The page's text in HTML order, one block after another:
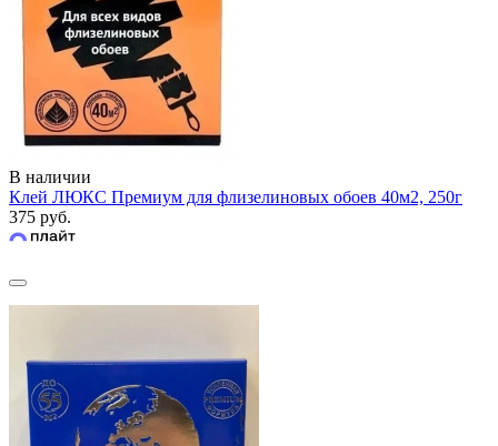
В наличии
Клей ЛЮКС Премиум для флизелиновых обоев 40м2, 250г
375 руб.